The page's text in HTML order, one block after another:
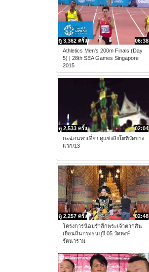
06:38
ดู 3,362 ครั้ง
Athletics Men's 200m Finals (Day
5) | 28th SEA Games Singapore
2015
02:04
ดู 2,533 ครั้ง
กะฉ่อนพาเที่ยว ดูแข่งสิงโตที่วัดบาง
แวก/13
02:48
ดู 2,257 ครั้ง
โครงการน้อมรำลึกพระเจ้าตากสิน
เยือนถิ่นกรุงธนบุรี 05 วัดหงษ์
รัตนาราม